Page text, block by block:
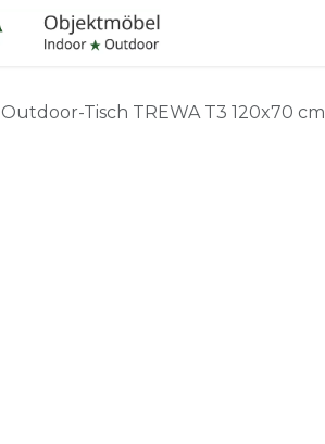
Outdoor-Tisch TREWA T3 120x70 cm